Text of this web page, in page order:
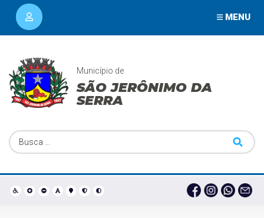
MENU
Município de
SÃO JERÔNIMO DA
SERRA